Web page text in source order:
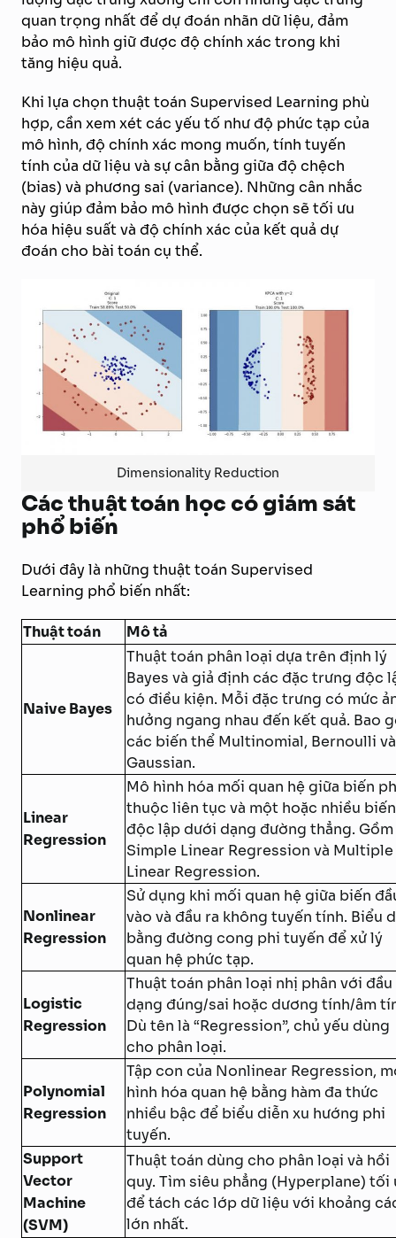
quan trọng nhất để dự đoán nhãn dữ liệu, đảm
bảo mô hình giữ được độ chính xác trong khi
tăng hiệu quả.
Khi lựa chọn thuật toán Supervised Learning phù
hợp, cần xem xét các yếu tố như độ phức tạp của
mô hình, độ chính xác mong muốn, tính tuyến
tính của dữ liệu và sự cân bằng giữa độ chệch
(bias) và phương sai (variance). Những cân nhắc
này giúp đảm bảo mô hình được chọn sẽ tối ưu
hóa hiệu suất và độ chính xác của kết quả dự
đoán cho bài toán cụ thể.
Dimensionality Reduction
Các thuật toán học có giám sát
phổ biến
Dưới đây là những thuật toán Supervised
Learning phổ biến nhất:
Thuật toán Mô tả
Naive Bayes
Thuật toán phân loại dựa trên định lý
Bayes và giả định các đặc trưng độc
có điều kiện. Mỗi đặc trưng có mức
hưởng ngang nhau đến kết quả. Bao
các biến thể Multinomial, Bernoulli và
Gaussian.
Linear
Regression
Mô hình hóa mối quan hệ giữa biến
thuộc liên tục và một hoặc nhiều biến
độc lập dưới dạng đường thẳng. Gồm
Simple Linear Regression và Multiple
Linear Regression.
Nonlinear
Regression
Sử dụng khi mối quan hệ giữa biến
vào và đầu ra không tuyến tính. Biểu
bằng đường cong phi tuyến để xử lý
quan hệ phức tạp.
Logistic
Regression
Thuật toán phân loại nhị phân với đầu
dạng đúng/sai hoặc dương tính/âm
Dù tên là “Regression”, chủ yếu dùng
cho phân loại.
Polynomial
Regression
Tập con của Nonlinear Regression,
hình hóa quan hệ bằng hàm đa thức
nhiều bậc để biểu diễn xu hướng phi
tuyến.
Support
Vector
Machine
(SVM)
Thuật toán dùng cho phân loại và hồi
quy. Tìm siêu phẳng (Hyperplane) tối
để tách các lớp dữ liệu với khoảng
lớn nhất.